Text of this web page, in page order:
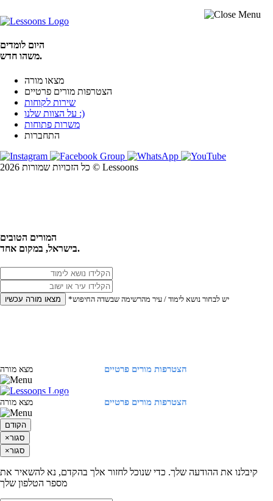
היום לומדים
משהו חדש.
מצאו מורה
הצטרפות מורים פרטיים
שירות לקוחות
על הצוות שלנו :)
משרות פתוחות
התחברות
כל הזכויות שמורות 2026 © Lessoons
המורים הטובים
בישראל, במקום אחד.
מצאו מורה עכשיו *יש לבחור נושא לימוד / עיר מהרשימה שבשדה החיפוש
הצטרפות מורים פרטיים מצא מורה
הצטרפות מורים פרטיים מצא מורה
הקודם
×סגור
×סגור
קיבלנו את ההודעה שלך. כדי שנוכל לחזור אלך בהקדם, נא להשאיר את
מספר הטלפון שלך